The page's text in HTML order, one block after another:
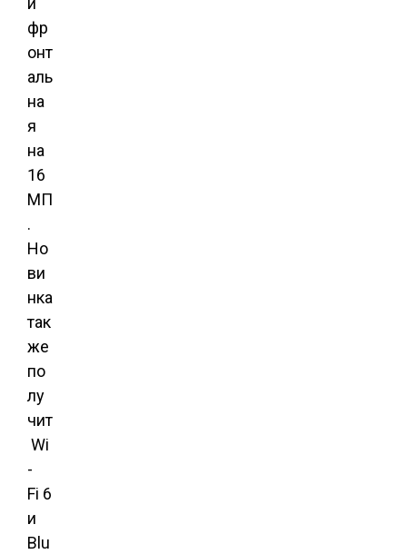
фр
онт
аль
на
я
на
16
МП
.
Но
ви
нка
так
же
по
лу
чит
Wi
-
Fi 6
и
Blu